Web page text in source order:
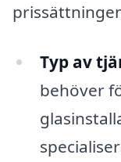
Typ av
behöver